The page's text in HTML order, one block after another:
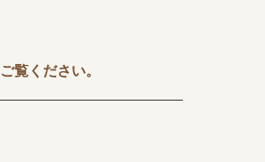
覧ください。